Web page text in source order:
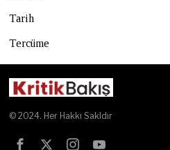
Tarih
Tercüme
© 2024. Her Hakkı Sakldır